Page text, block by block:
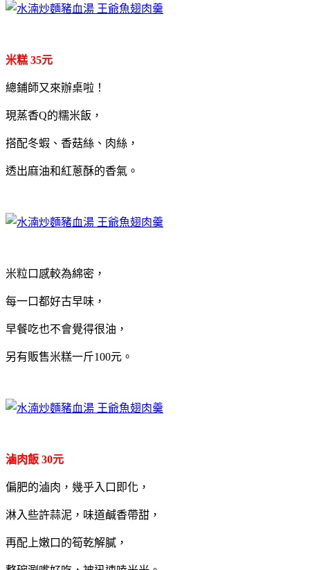
米糕 35元
總鋪師又來辦桌啦！
現蒸香Q的糯米飯，
搭配冬蝦、香菇絲、肉絲，
透出麻油和紅蔥酥的香氣。
米粒口感較為綿密，
每一口都好古早味，
早餐吃也不會覺得很油，
另有販售米糕一斤100元。
滷肉飯 30元
偏肥的滷肉，幾乎入口即化，
淋入些許蒜泥，味道鹹香帶甜，
再配上嫩口的筍乾解膩，